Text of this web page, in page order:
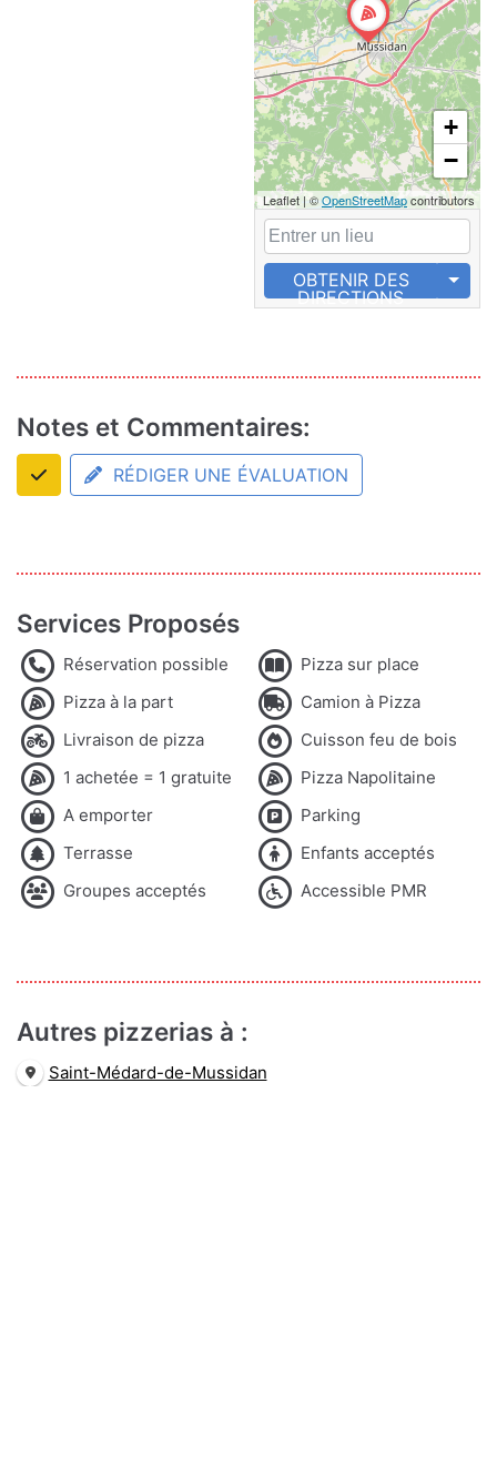
+
−
Leaflet | ©OpenStreetMapcontributors
OBTENIR DES
DIRECTIONS
Notes et Commentaires:
RÉDIGER UNE ÉVALUATION
Services Proposés
Réservation possible
Pizza sur place
Pizza à la part
Camion à Pizza
Livraison de pizza
Cuisson feu de bois
1 achetée = 1 gratuite
Pizza Napolitaine
A emporter
Parking
Terrasse
Enfants acceptés
Groupes acceptés
Accessible PMR
Autres pizzerias à :
Saint-Médard-de-Mussidan